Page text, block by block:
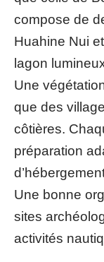
compose de
Huahine Nui
lagon
Une
que des
côtières.
préparation
Une bonne
sites
activités